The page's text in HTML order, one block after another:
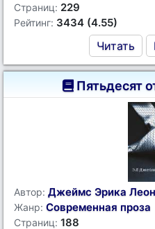
Страниц: 229
Рейтинг: 3434 (4.55)
Читать
Пятьдесят
Автор: Джеймс Эрика
Жанр: Современная проза
Страниц: 188